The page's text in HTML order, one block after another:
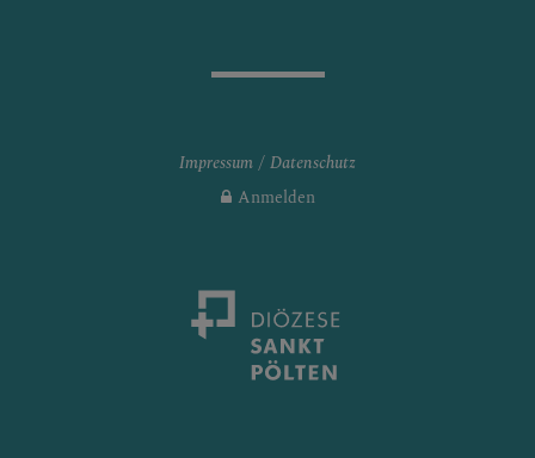
Impressum
Datenschutz
Anmelden